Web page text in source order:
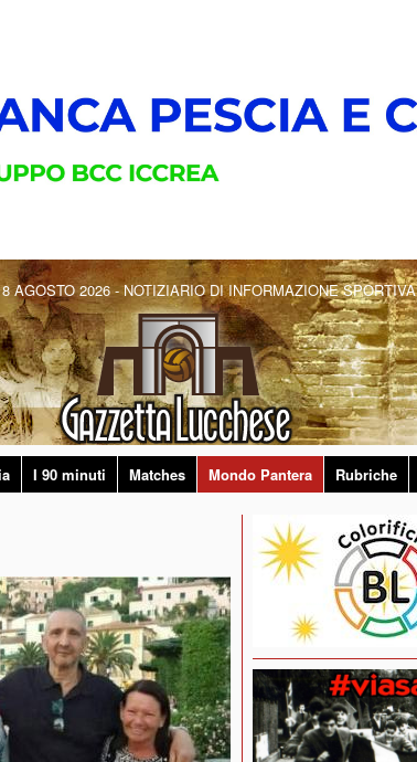
AGOSTO 2026 - NOTIZIARIO DI INFORMAZIONE SPORTIVA
I 90 minuti Matches Mondo Pantera Rubriche